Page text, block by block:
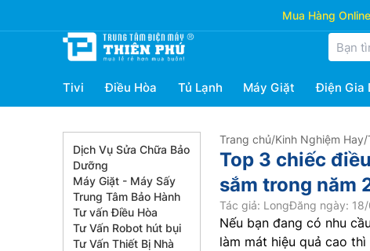
Mua Hàng
Tivi Điều Hòa Tủ Lạnh Máy Giặt Điện Gia
Dịch Vụ Sửa Chữa Bảo
Dưỡng
Máy Giặt - Máy Sấy
Trung Tâm Bảo Hành
Tư vấn Điều Hòa
Tư Vấn Robot hút bụi
Tư Vấn Thiết Bị Nhà
Trang chủ/Kinh Nghiệm Hay/
Top 3 chiếc
sắm trong năm
Tác giả: LongĐăng ngày:
Nếu bạn đang có nhu
làm mát hiệu quả cao